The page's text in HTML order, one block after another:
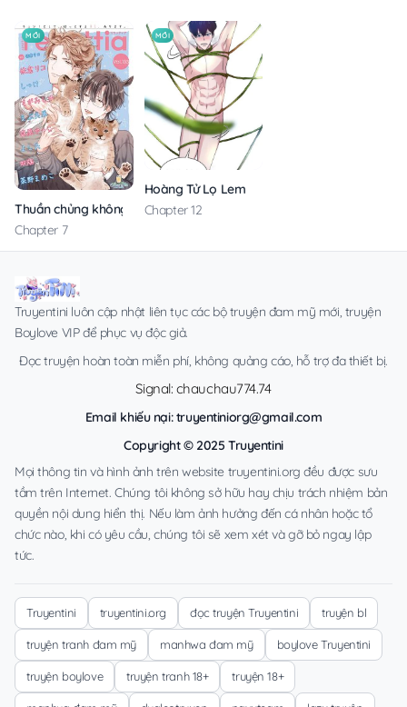
MỚI
Thuần chủng không rung động
Chapter 7
MỚI
Hoàng Tử Lọ Lem
Chapter 12
Truyentini luôn cập nhật liên tục các bộ truyện đam mỹ mới, truyện
Boylove VIP để phục vụ độc giả.
Đọc truyện hoàn toàn miễn phí, không quảng cáo, hỗ trợ đa thiết bị.
Signal: chauchau774.74
Email khiếu nại:truyentiniorg@gmail.com
Copyright © 2025 Truyentini
Mọi thông tin và hình ảnh trên website truyentini.org đều được sưu
tầm trên Internet. Chúng tôi không sở hữu hay chịu trách nhiệm bản
quyền nội dung hiển thị. Nếu làm ảnh hưởng đến cá nhân hoặc tổ
chức nào, khi có yêu cầu, chúng tôi sẽ xem xét và gỡ bỏ ngay lập
tức.
Truyentini truyentini.org đọc truyện Truyentini truyện bl
truyện tranh đam mỹ manhwa đam mỹ boylove Truyentini
truyện boylove truyện tranh 18+ truyện 18+